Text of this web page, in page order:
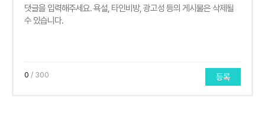
0 / 300 등록